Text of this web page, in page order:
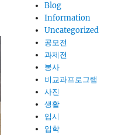
Blog
Information
Uncategorized
공모전
과제전
봉사
비교과프로그램
사진
생활
입시
입학